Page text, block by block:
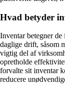
Hvad betyder
Inventar betegner
daglige drift, såsom
vigtig del af
opretholde
forvalte sit inventar
reducere